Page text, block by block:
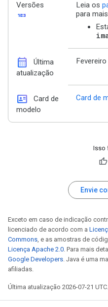
Versões
123
Leia os
para
calendar_month
Última
atualização
id_card
Card de
modelo
Card de
Isso
Envie
Exceto em caso de indicação
licenciado de acordo com a
Commons, e as amostras de
Licença Apache 2.0. Para mais
Google Developers. Java é uma
afiliadas.
Última atualização 2026-07-21 UTC.